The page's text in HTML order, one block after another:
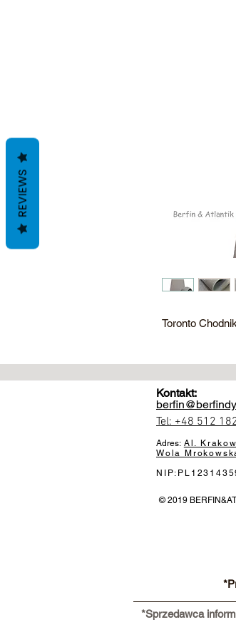
Toronto
Kontakt:
Tel: +48 512
Adres: Al.
Wola
© 2019
*Sprzedawca
REVIEWS